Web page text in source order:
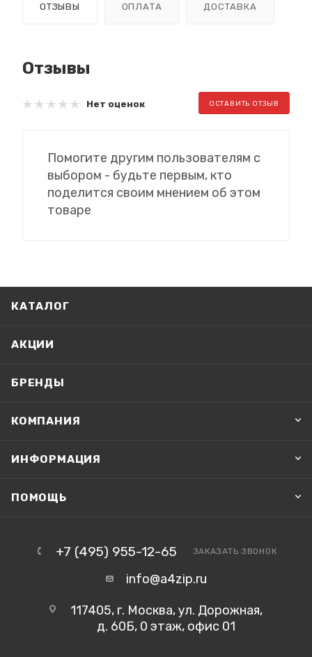
ОТЗЫВЫ ОПЛАТА ДОСТАВКА
Отзывы
Нет оценок ОСТАВИТЬ ОТЗЫВ
Помогите другим пользователям с
выбором - будьте первым, кто
поделится своим мнением об этом
товаре
КАТАЛОГ
АКЦИИ
БРЕНДЫ
КОМПАНИЯ
ИНФОРМАЦИЯ
ПОМОЩЬ
+7 (495) 955-12-65 ЗАКАЗАТЬ ЗВОНОК
info@a4zip.ru
117405, г. Москва, ул. Дорожная,
д. 60Б, 0 этаж, офис 01